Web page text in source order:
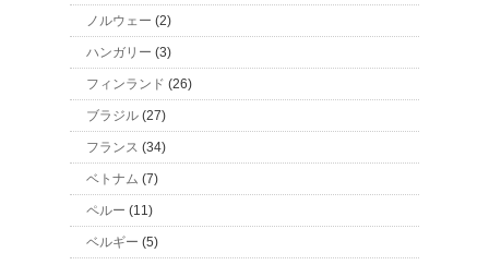
ノルウェー (2)
ハンガリー (3)
フィンランド (26)
ブラジル (27)
フランス (34)
ベトナム (7)
ペルー (11)
ベルギー (5)